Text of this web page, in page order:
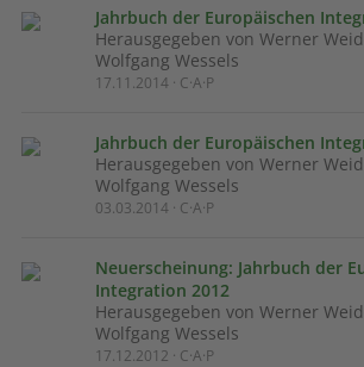
Jahrbuch der Europäischen
Herausgegeben von Werner
Wolfgang Wessels
17.11.2014 · C·A·P
Jahrbuch der Europäischen
Herausgegeben von Werner
Wolfgang Wessels
03.03.2014 · C·A·P
Neuerscheinung: Jahrbuch der
Integration 2012
Herausgegeben von Werner
Wolfgang Wessels
17.12.2012 · C·A·P